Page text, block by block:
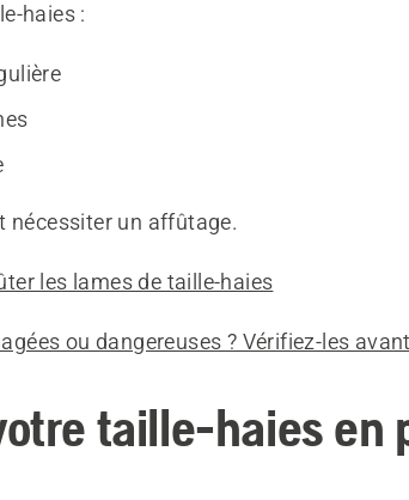
haies :
nécessiter un affûtage.
les lames de taille-haies
ou dangereuses ? Vérifiez-les
taille-haies en